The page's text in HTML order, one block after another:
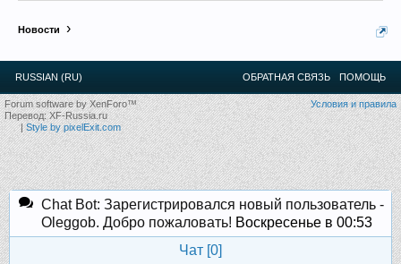
Новости
RUSSIAN (RU) ОБРАТНАЯ СВЯЗЬ ПОМОЩЬ
Условия и правила
Forum software by XenForo™
Перевод:XF-Russia.ru
|Style by pixelExit.com
Chat Bot: Зарегистрировался новый пользователь -
Oleggob. Добро пожаловать! Воскресенье в 00:53
Чат [0]